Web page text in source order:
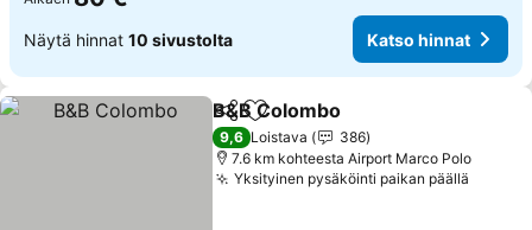
Näytä hinnat 10 sivustolta Katso hinnat
Jaa Lisää suosikkeihin
B&B Colombo
9,6 Loistava
386
7.6 km kohteesta Airport Marco Polo
Yksityinen pysäköinti paikan päällä